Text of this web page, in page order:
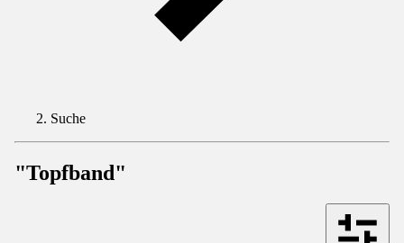
Suche
"Topfband"